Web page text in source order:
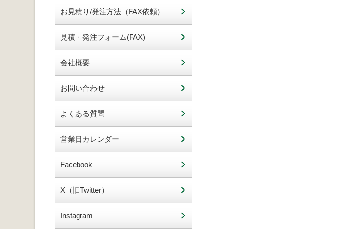
お見積り/発注方法（FAX依頼）
見積・発注フォーム(FAX)
会社概要
お問い合わせ
よくある質問
営業日カレンダー
Facebook
X（旧Twitter）
Instagram